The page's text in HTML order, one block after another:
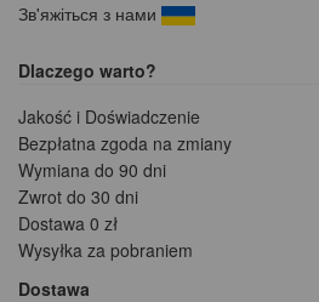
Зв'яжіться з нами
Dlaczego warto?
Jakość i Doświadczenie
Bezpłatna zgoda na zmiany
Wymiana do 90 dni
Zwrot do 30 dni
Dostawa 0 zł
Wysyłka za pobraniem
Dostawa